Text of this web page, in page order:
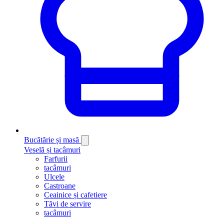
Bucătărie și masă
Veselă și tacâmuri
Farfurii
tacâmuri
Ulcele
Castroane
Ceainice și cafetiere
Tăvi de servire
tacâmuri